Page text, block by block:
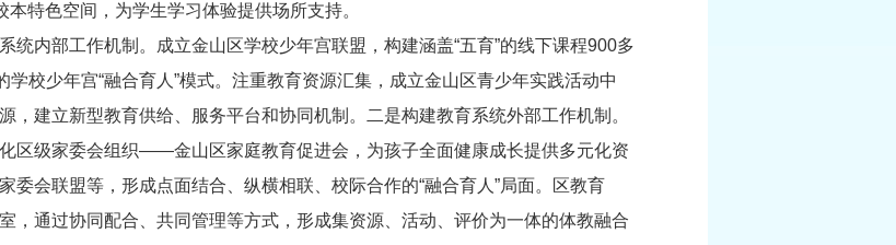
特色空间，为学生学习体验提供场所支持。
内部工作机制。成立金山区学校少年宫联盟，构建涵盖“五育”的线下课程900多
校少年宫“融合育人”模式。注重教育资源汇集，成立金山区青少年实践活动中
，建立新型教育供给、服务平台和协同机制。二是构建教育系统外部工作机制。
区级家委会组织——金山区家庭教育促进会，为孩子全面健康成长提供多元化资
委会联盟等，形成点面结合、纵横相联、校际合作的“融合育人”局面。区教育
，通过协同配合、共同管理等方式，形成集资源、活动、评价为一体的体教融合